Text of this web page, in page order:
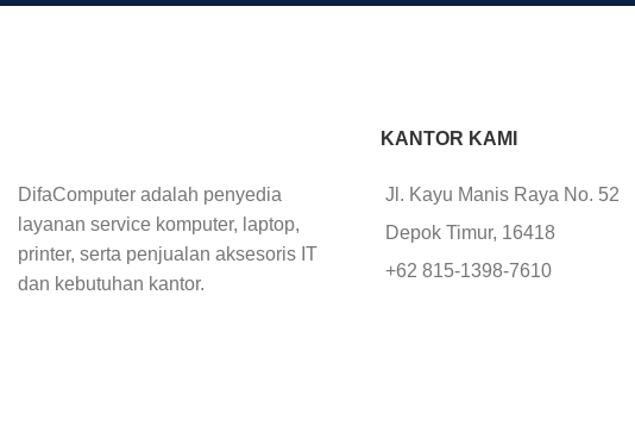
DifaComputer adalah penyedia
layanan service komputer, laptop,
printer, serta penjualan aksesoris IT
dan kebutuhan kantor.
KANTOR KAMI
Jl. Kayu Manis Raya No. 52
Depok Timur, 16418
+62 815-1398-7610